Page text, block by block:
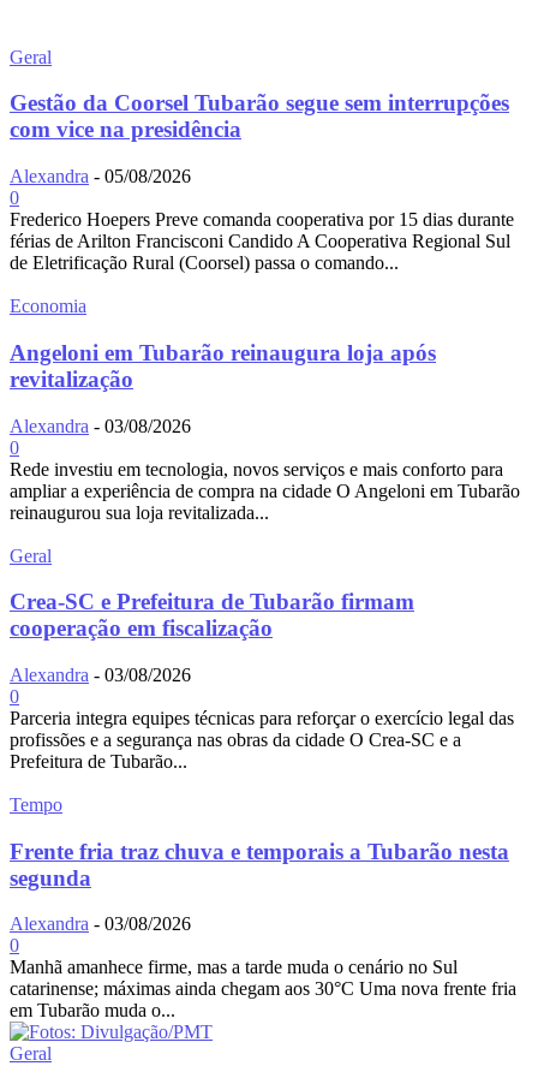
Geral
Gestão da Coorsel Tubarão segue sem interrupções
com vice na presidência
Alexandra - 05/08/2026
0
Frederico Hoepers Preve comanda cooperativa por 15 dias durante
férias de Arilton Francisconi Candido A Cooperativa Regional Sul
de Eletrificação Rural (Coorsel) passa o comando...
Economia
Angeloni em Tubarão reinaugura loja após
revitalização
Alexandra - 03/08/2026
0
Rede investiu em tecnologia, novos serviços e mais conforto para
ampliar a experiência de compra na cidade O Angeloni em Tubarão
reinaugurou sua loja revitalizada...
Geral
Crea-SC e Prefeitura de Tubarão firmam
cooperação em fiscalização
Alexandra - 03/08/2026
0
Parceria integra equipes técnicas para reforçar o exercício legal das
profissões e a segurança nas obras da cidade O Crea-SC e a
Prefeitura de Tubarão...
Tempo
Frente fria traz chuva e temporais a Tubarão nesta
segunda
Alexandra - 03/08/2026
0
Manhã amanhece firme, mas a tarde muda o cenário no Sul
catarinense; máximas ainda chegam aos 30°C Uma nova frente fria
em Tubarão muda o...
Geral